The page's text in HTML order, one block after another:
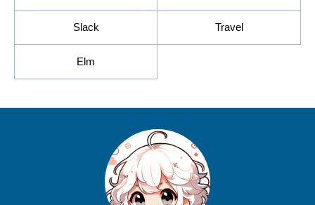
Slack Travel
Elm